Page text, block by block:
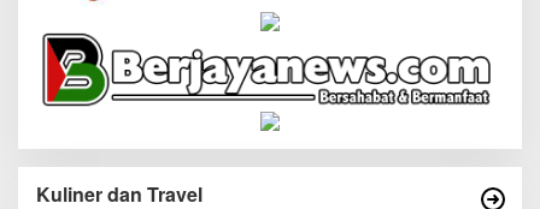
Kuliner dan Travel